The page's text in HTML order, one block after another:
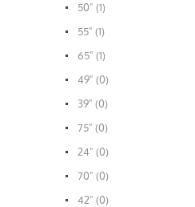
50" (1)
55" (1)
65" (1)
49" (0)
39" (0)
75" (0)
24" (0)
70" (0)
42" (0)